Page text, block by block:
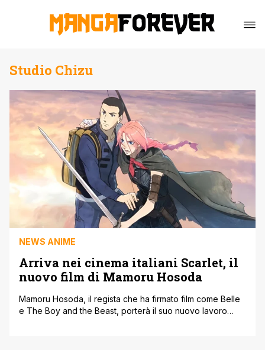
Studio Chizu
NEWS ANIME
Arriva nei cinema italiani Scarlet, il
nuovo film di Mamoru Hosoda
Mamoru Hosoda, il regista che ha firmato film come Belle
e The Boy and the Beast, porterà il suo nuovo lavoro